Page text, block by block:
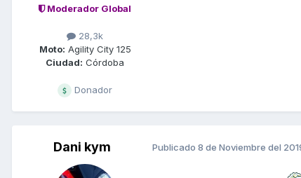
Moderador Global
28,3k
Moto: Agility City 125
Ciudad: Córdoba
Donador
Dani kym Publicado 8 de Noviembre del